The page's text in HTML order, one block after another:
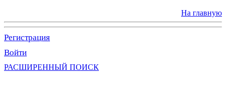
На главную
Регистрация
Войти
РАСШИРЕННЫЙ ПОИСК